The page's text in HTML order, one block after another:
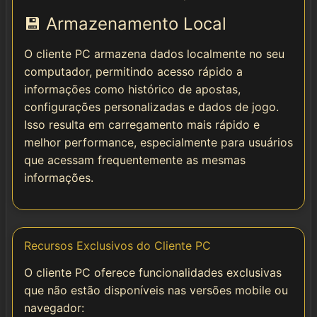
💾 Armazenamento Local
O cliente PC armazena dados localmente no seu
computador, permitindo acesso rápido a
informações como histórico de apostas,
configurações personalizadas e dados de jogo.
Isso resulta em carregamento mais rápido e
melhor performance, especialmente para usuários
que acessam frequentemente as mesmas
informações.
Recursos Exclusivos do Cliente PC
O cliente PC oferece funcionalidades exclusivas
que não estão disponíveis nas versões mobile ou
navegador: